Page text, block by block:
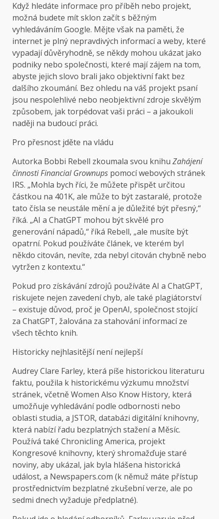
Když hledáte informace pro příběh nebo projekt,
možná budete mít sklon začít s běžným
vyhledáváním Google. Mějte však na paměti, že
internet je plný nepravdivých informací a weby, které
vypadají důvěryhodně, se někdy mohou ukázat jako
podniky nebo společnosti, které mají zájem na tom,
abyste jejich slovo brali jako objektivní fakt bez
dalšího zkoumání. Bez ohledu na váš projekt psaní
jsou nespolehlivé nebo neobjektivní zdroje skvělým
způsobem, jak torpédovat vaši práci – a jakoukoli
naději na budoucí práci.
Pro přesnost jděte na vládu
Autorka Bobbi Rebell zkoumala svou knihu Zahájení
činnosti Financial Grownups pomocí webových stránek
IRS. „Mohla bych říci, že můžete přispět určitou
částkou na 401K, ale může to být zastaralé, protože
tato čísla se neustále mění a je důležité být přesný,“
říká. „AI a ChatGPT mohou být skvělé pro
generování nápadů,“ říká Rebell, „ale musíte být
opatrní. Pokud používáte článek, ve kterém byl
někdo citován, nevíte, zda nebyl citován chybně nebo
vytržen z kontextu.“
Pokud pro získávání zdrojů používáte AI a ChatGPT,
riskujete nejen zavedení chyb, ale také plagiátorství
– existuje důvod, proč je OpenAI, společnost stojící
za ChatGPT, žalována za stahování informací ze
všech těchto knih.
Historicky nejhlasitější není nejlepší
Audrey Clare Farley, která píše historickou literaturu
faktu, použila k historickému výzkumu množství
stránek, včetně Women Also Know History, která
umožňuje vyhledávání podle odbornosti nebo
oblasti studia, a JSTOR, databázi digitální knihovny,
která nabízí řadu bezplatných stažení a Měsíc.
Používá také Chronicling America, projekt
Kongresové knihovny, který shromažďuje staré
noviny, aby ukázal, jak byla hlášena historická
událost, a Newspapers.com (k němuž máte přístup
prostřednictvím bezplatné zkušební verze, ale po
sedmi dnech vyžaduje předplatné).